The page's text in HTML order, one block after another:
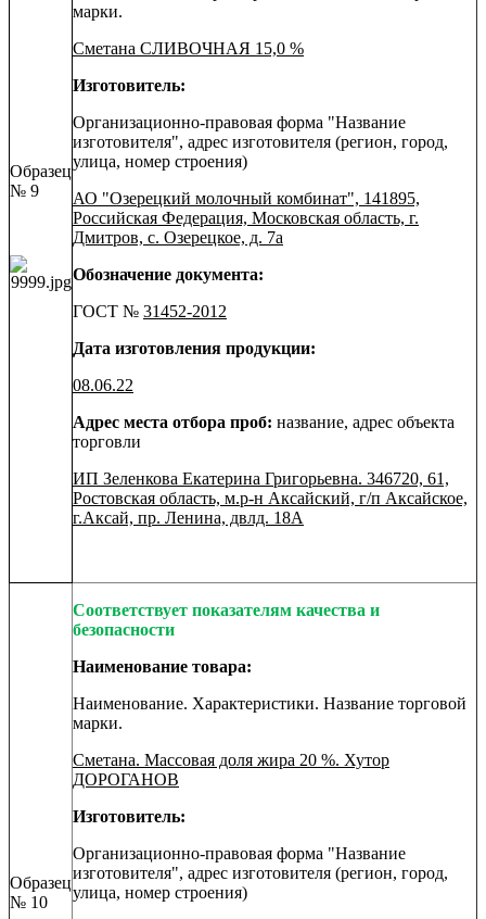
Образец
№ 9
марки.
Сметана СЛИВОЧНАЯ 15,0 %
Изготовитель:
Организационно-правовая форма "Название
изготовителя", адрес изготовителя (регион, город,
улица, номер строения)
АО "Озерецкий молочный комбинат", 141895,
Российская Федерация, Московская область, г.
Дмитров, с. Озерецкое, д. 7а
Обозначение документа:
ГОСТ № 31452-2012
Дата изготовления продукции:
08.06.22
Адрес места отбора проб: название, адрес объекта
торговли
ИП Зеленкова Екатерина Григорьевна. 346720, 61,
Ростовская область, м.р-н Аксайский, г/п Аксайское,
г.Аксай, пр. Ленина, двлд. 18А
Образец
№ 10
Соответствует показателям качества и
безопасности
Наименование товара:
Наименование. Характеристики. Название торговой
марки.
Сметана. Массовая доля жира 20 %. Хутор
ДОРОГАНОВ
Изготовитель:
Организационно-правовая форма "Название
изготовителя", адрес изготовителя (регион, город,
улица, номер строения)